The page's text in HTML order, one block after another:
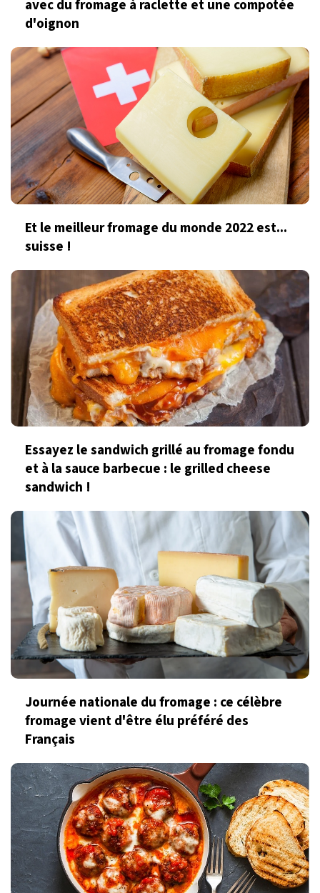
avec du fromage à raclette et une compotée
d'oignon
Et le meilleur fromage du monde 2022 est...
suisse !
Essayez le sandwich grillé au fromage fondu
et à la sauce barbecue : le grilled cheese
sandwich !
Journée nationale du fromage : ce célèbre
fromage vient d'être élu préféré des
Français